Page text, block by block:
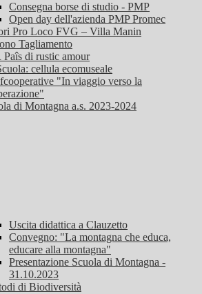
Consegna borse di studio - PMP
Open day dell'azienda PMP Promec
Pro Loco FVG – Villa Manin
Tagliamento
Paîs di rustic amour
cellula ecomuseale
"In viaggio verso la
di Montagna a.s. 2023-2024
Uscita didattica a Clauzetto
Convegno: "La montagna che educa,
educare alla montagna"
Presentazione Scuola di Montagna -
31.10.2023
di Biodiversità